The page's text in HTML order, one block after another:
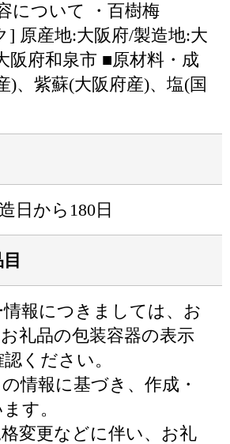
について ・百樹梅
] 原産地:大阪府/製造地:大
阪府和泉市 ■原材料・成
)、紫蘇(大阪府産)、塩(国
日から180日
報につきましては、お
礼品の包装容器の表示
ください。
情報に基づき、作成・
す。
変更などに伴い、お礼